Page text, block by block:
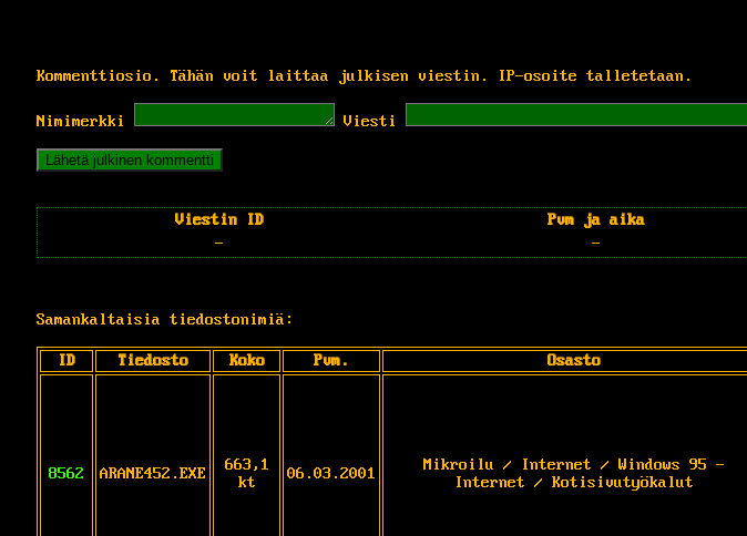
Kommenttiosio. Tähän voit laittaa julkisen viestin. IP-osoite talletetaan.
Nimimerkki Viesti
Viestin ID Pvm ja aika
-
-
Samankaltaisia tiedostonimiä:
ID Tiedosto Koko Pvm. Osasto
8562 ARANE452.EXE
663,1
kt
06.03.2001
Mikroilu / Internet / Windows 95 -
Internet / Kotisivutyökalut